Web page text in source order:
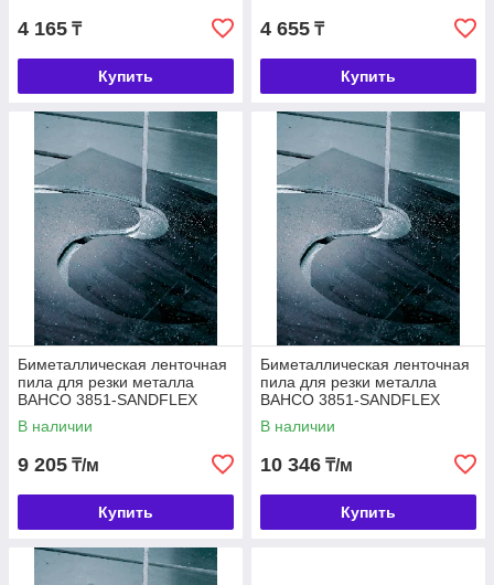
4 165 ₸
Купить
4 655 ₸
Купить
Биметаллическая ленточная
пила для резки металла
BAHCO 3851-SANDFLEX
COBRA 0.9, 27
В наличии
9 205 ₸/м
Купить
Биметаллическая ленточная
пила для резки металла
BAHCO 3851-SANDFLEX
COBRA 1.1, 34
В наличии
10 346 ₸/м
Купить